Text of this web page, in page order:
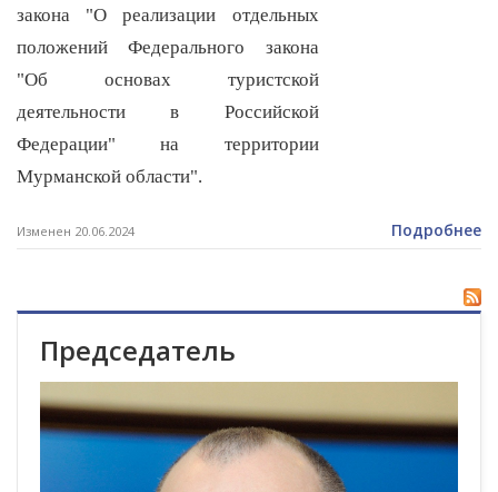
закона "О реализации отдельных
положений Федерального закона
"Об основах туристской
деятельности в Российской
Федерации" на территории
Мурманской области".
Изменен 20.06.2024 Подробнее
Председатель